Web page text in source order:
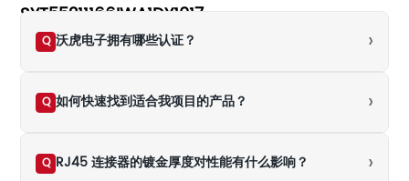
SYT55211166IWA1DY1017
Q 沃虎电子拥有哪些认证？ ›
Q 如何快速找到适合我项目的产品？ ›
Q RJ45 连接器的镀金厚度对性能有什么影响？ ›